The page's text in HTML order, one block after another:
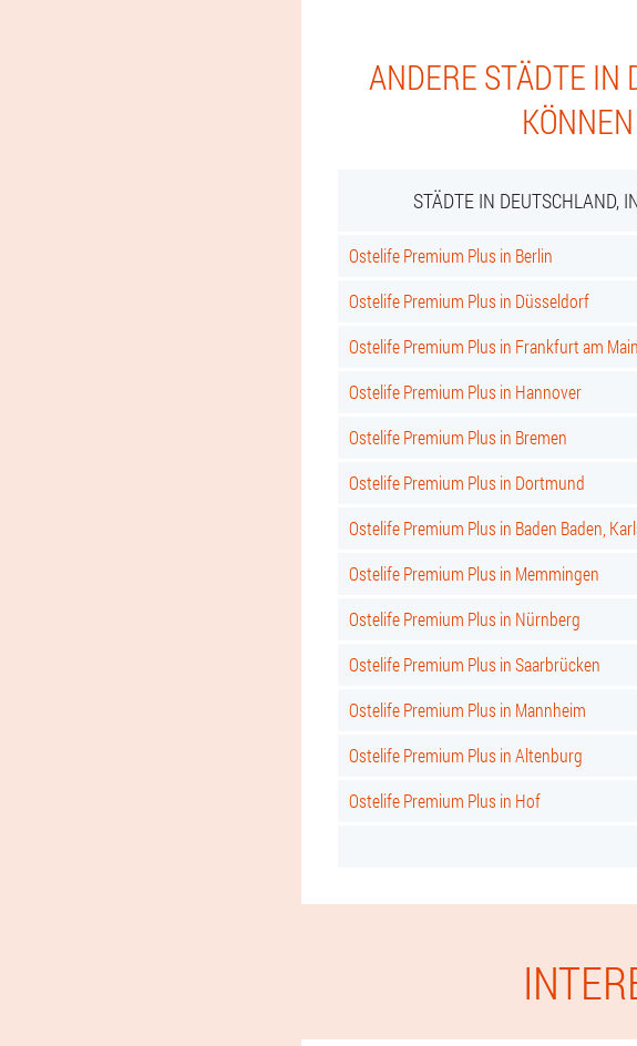
ANDERE STÄDTE IN
STÄDTE IN DEUTSCHLAND,
Ostelife Premium Plus in Berlin
Ostelife Premium Plus in Düsseldorf
Ostelife Premium Plus in Frankfurt am Main
Ostelife Premium Plus in Hannover
Ostelife Premium Plus in Bremen
Ostelife Premium Plus in Dortmund
Ostelife Premium Plus in Baden Baden,
Ostelife Premium Plus in Memmingen
Ostelife Premium Plus in Nürnberg
Ostelife Premium Plus in Saarbrücken
Ostelife Premium Plus in Mannheim
Ostelife Premium Plus in Altenburg
Ostelife Premium Plus in Hof